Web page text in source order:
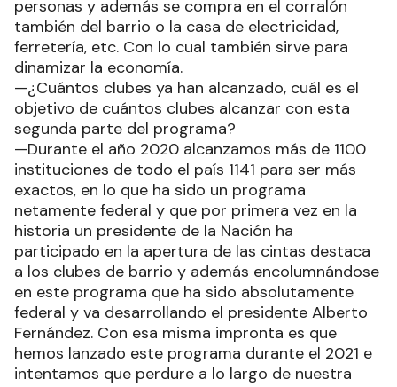
personas y además se compra en el corralón
también del barrio o la casa de electricidad,
ferretería, etc. Con lo cual también sirve para
dinamizar la economía.
—¿Cuántos clubes ya han alcanzado, cuál es el
objetivo de cuántos clubes alcanzar con esta
segunda parte del programa?
—Durante el año 2020 alcanzamos más de 1100
instituciones de todo el país 1141 para ser más
exactos, en lo que ha sido un programa
netamente federal y que por primera vez en la
historia un presidente de la Nación ha
participado en la apertura de las cintas destaca
a los clubes de barrio y además encolumnándose
en este programa que ha sido absolutamente
federal y va desarrollando el presidente Alberto
Fernández. Con esa misma impronta es que
hemos lanzado este programa durante el 2021 e
intentamos que perdure a lo largo de nuestra